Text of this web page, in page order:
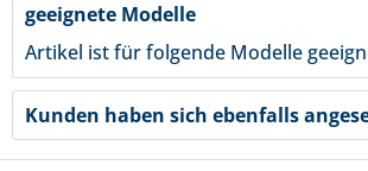
geeignete Modelle
Artikel ist für folgende Modelle
Kunden haben sich ebenfalls